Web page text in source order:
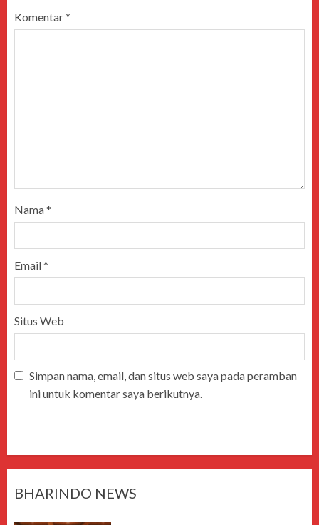
Komentar*
Nama*
Email*
Situs Web
Simpan nama, email, dan situs web saya pada peramban
ini untuk komentar saya berikutnya.
BHARINDO NEWS